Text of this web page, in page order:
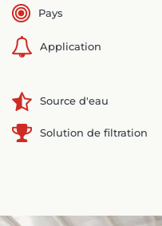
Pays
Application
Source d'eau
Solution de filtration